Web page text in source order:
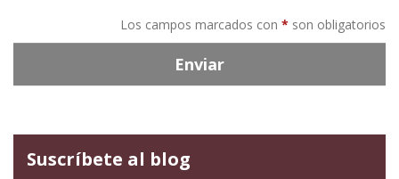
Los campos marcados con * son obligatorios
Enviar
Suscríbete al blog